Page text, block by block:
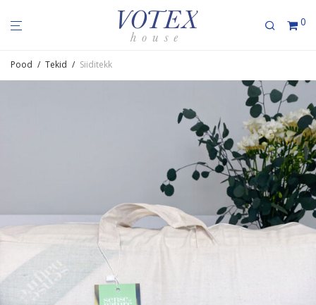
0
Pood / Tekid / Siiditekk